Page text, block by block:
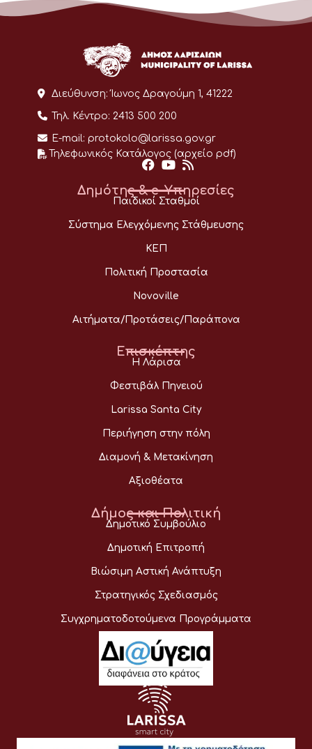
Διεύθυνση: Ίωνος Δραγούμη 1, 41222
Τηλ. Κέντρο: 2413 500 200
E-mail: protokolo@larissa.gov.gr
Τηλεφωνικός Κατάλογος (αρχείο pdf)
Δημότης & e-Υπηρεσίες
Παιδικοί Σταθμοί
Σύστημα Ελεγχόμενης Στάθμευσης
ΚΕΠ
Πολιτική Προστασία
Novoville
Αιτήματα/Προτάσεις/Παράπονα
Επισκέπτης
Η Λάρισα
Φεστιβάλ Πηνειού
Larissa Santa City
Περιήγηση στην πόλη
Διαμονή & Μετακίνηση
Αξιοθέατα
Δήμος και Πολιτική
Δημοτικό Συμβούλιο
Δημοτική Επιτροπή
Βιώσιμη Αστική Ανάπτυξη
Στρατηγικός Σχεδιασμός
Συγχρηματοδοτούμενα Προγράμματα